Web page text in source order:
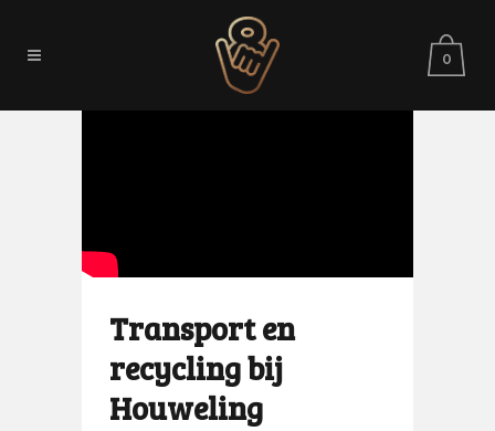
0
Transport en
recycling bij
Houweling